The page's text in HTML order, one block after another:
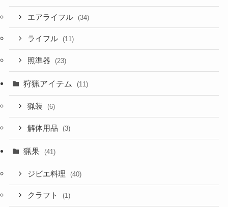
エアライフル (34)
ライフル (11)
照準器 (23)
狩猟アイテム (11)
猟装 (6)
解体用品 (3)
猟果 (41)
ジビエ料理 (40)
クラフト (1)